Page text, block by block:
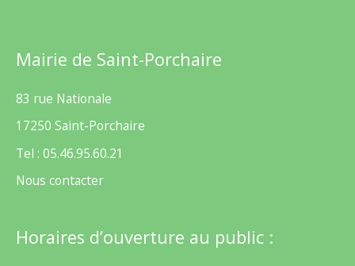
Mairie de Saint-Porchaire
83 rue Nationale
17250 Saint-Porchaire
Tel : 05.46.95.60.21
Nous contacter
Horaires d’ouverture au public :